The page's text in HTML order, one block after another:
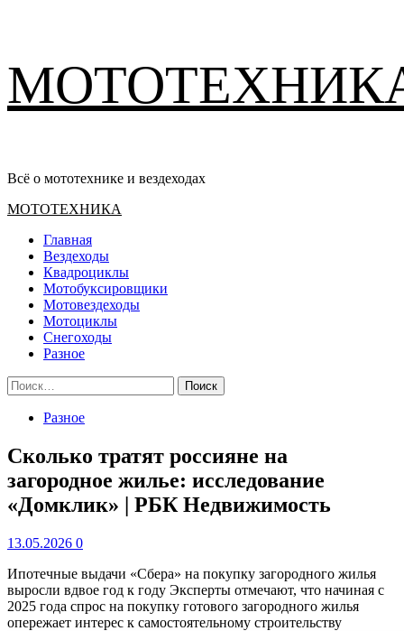
содержимому
Всё о мототехнике и вездеходах
Основное
МОТОТЕХНИКА
Главная
Вездеходы
Квадроциклы
Мотобуксировщики
Мотовездеходы
Мотоциклы
Снегоходы
Разное
Найти:
Разное
Сколько тратят россияне на
загородное жилье: исследование
«Домклик» | РБК Недвижимость
13.05.2026 0
Ипотечные выдачи «Сбера» на покупку загородного жилья
выросли вдвое год к году Эксперты отмечают, что начиная с
2025 года спрос на покупку готового загородного жилья
опережает интерес к самостоятельному строительству